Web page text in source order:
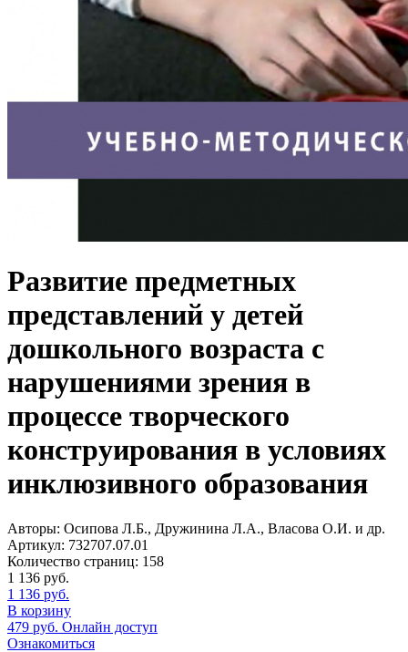
Развитие предметных
представлений у детей
дошкольного возраста с
нарушениями зрения в
процессе творческого
конструирования в условиях
инклюзивного образования
Авторы: Осипова Л.Б., Дружинина Л.А., Власова О.И. и др.
Артикул: 732707.07.01
Количество страниц: 158
1 136 руб.
1 136 руб.
В корзину
479 руб. Онлайн доступ
Ознакомиться